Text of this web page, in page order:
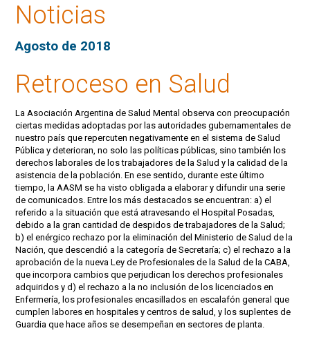
Noticias
Agosto de 2018
Retroceso en Salud
La Asociación Argentina de Salud Mental observa con preocupación
ciertas medidas adoptadas por las autoridades gubernamentales de
nuestro país que repercuten negativamente en el sistema de Salud
Pública y deterioran, no solo las políticas públicas, sino también los
derechos laborales de los trabajadores de la Salud y la calidad de la
asistencia de la población. En ese sentido, durante este último
tiempo, la AASM se ha visto obligada a elaborar y difundir una serie
de comunicados. Entre los más destacados se encuentran: a) el
referido a la situación que está atravesando el Hospital Posadas,
debido a la gran cantidad de despidos de trabajadores de la Salud;
b) el enérgico rechazo por la eliminación del Ministerio de Salud de la
Nación, que descendió a la categoría de Secretaría; c) el rechazo a la
aprobación de la nueva Ley de Profesionales de la Salud de la CABA,
que incorpora cambios que perjudican los derechos profesionales
adquiridos y d) el rechazo a la no inclusión de los licenciados en
Enfermería, los profesionales encasillados en escalafón general que
cumplen labores en hospitales y centros de salud, y los suplentes de
Guardia que hace años se desempeñan en sectores de planta.